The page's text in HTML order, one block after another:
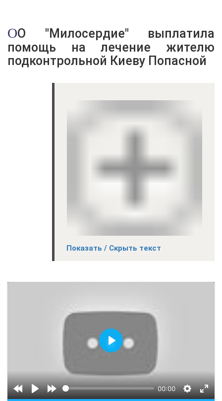
ОО "Милосердие" выплатила
помощь на лечение жителю
подконтрольной Киеву Попасной
Показать / Скрыть текст
00:00
Воспроизвести